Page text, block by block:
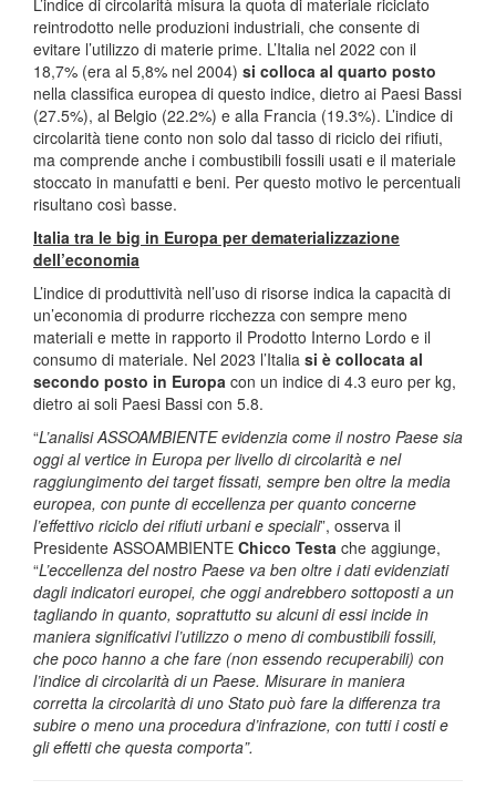
reintrodotto nelle produzioni industriali, che consente di
evitare l’utilizzo di materie prime. L’Italia nel 2022 con il
18,7% (era al 5,8% nel 2004) si colloca al quarto posto
nella classifica europea di questo indice, dietro ai Paesi Bassi
(27.5%), al Belgio (22.2%) e alla Francia (19.3%). L’indice di
circolarità tiene conto non solo dal tasso di riciclo dei rifiuti,
ma comprende anche i combustibili fossili usati e il materiale
stoccato in manufatti e beni. Per questo motivo le percentuali
risultano così basse.
Italia tra le big in Europa per dematerializzazione
dell’economia
L’indice di produttività nell’uso di risorse indica la capacità di
un’economia di produrre ricchezza con sempre meno
materiali e mette in rapporto il Prodotto Interno Lordo e il
consumo di materiale. Nel 2023 l’Italia si è collocata al
secondo posto in Europa con un indice di 4.3 euro per kg,
dietro ai soli Paesi Bassi con 5.8.
“L’analisi ASSOAMBIENTE evidenzia come il nostro Paese sia
oggi al vertice in Europa per livello di circolarità e nel
raggiungimento dei target fissati, sempre ben oltre la media
europea, con punte di eccellenza per quanto concerne
l’effettivo riciclo dei rifiuti urbani e speciali”, osserva il
Presidente ASSOAMBIENTE Chicco Testa che aggiunge,
“L’eccellenza del nostro Paese va ben oltre i dati evidenziati
dagli indicatori europei, che oggi andrebbero sottoposti a un
tagliando in quanto, soprattutto su alcuni di essi incide in
maniera significativi l’utilizzo o meno di combustibili fossili,
che poco hanno a che fare (non essendo recuperabili) con
l’indice di circolarità di un Paese. Misurare in maniera
corretta la circolarità di uno Stato può fare la differenza tra
subire o meno una procedura d’infrazione, con tutti i costi e
gli effetti che questa comporta”.